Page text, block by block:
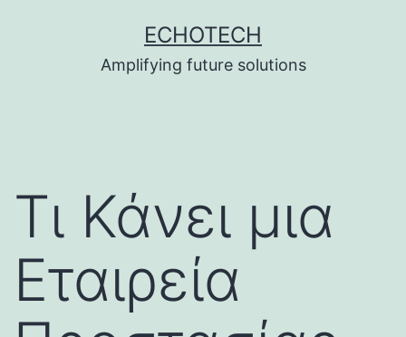
ECHOTECH
Amplifying future solutions
Τι Κάνει μια
Εταιρεία